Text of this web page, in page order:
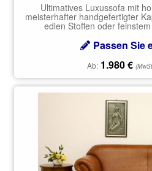
Ultimatives Luxussofa mit
meisterhafter handgefertigter
edlen Stoffen oder
Passen Sie
Ab: 1.980€